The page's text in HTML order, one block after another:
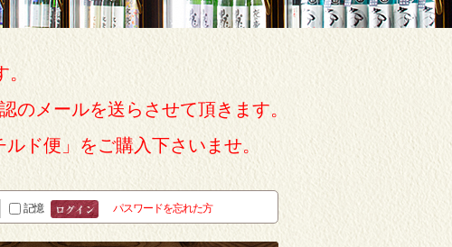
のメールを送らさせて頂きます。
ド便」をご購入下さいませ。
記憶 パスワードを忘れた方